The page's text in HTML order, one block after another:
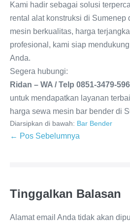
Kami hadir sebagai solusi
rental alat konstruksi di Sumenep
mesin berkualitas, harga
profesional, kami siap
Anda.
Segera hubungi:
Ridan – WA / Telp 0851-3479-
untuk mendapatkan layanan
harga sewa mesin bar bender di
Diarsipkan di bawah: Bar Bender
← Pos Sebelumnya
Tinggalkan Balasan
Alamat email Anda tidak akan